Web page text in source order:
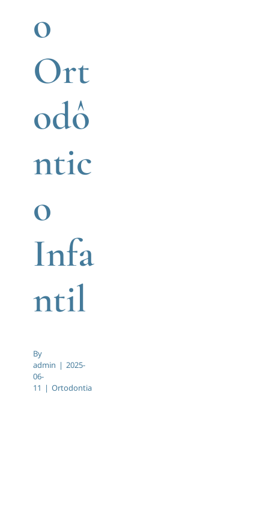
o
Ort
odô
ntic
o
Infa
ntil
By
admin | 2025-
06-
11 | Ortodontia
Ortodontia: